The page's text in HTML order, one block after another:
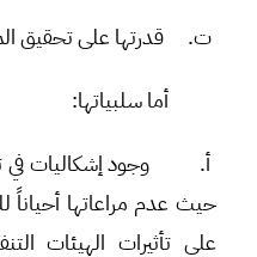
ت‌. قدرتها على تحقيق
أما سلبياتها:
أ‌.وجود إشكاليات
حيث عدم مراعاتها أحياناً
على تأثيرات الهيئات